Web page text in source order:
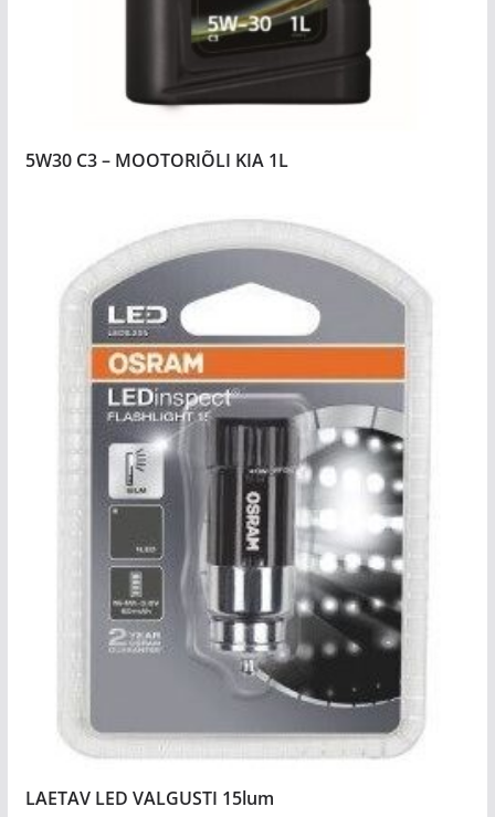
5W30 C3 – MOOTORIÕLI KIA 1L
LAETAV LED VALGUSTI 15lum